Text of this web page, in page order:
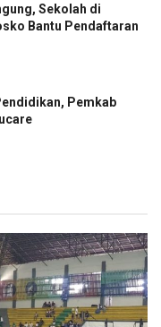
Sekolah di
Bantu Pendaftaran
Pemkab